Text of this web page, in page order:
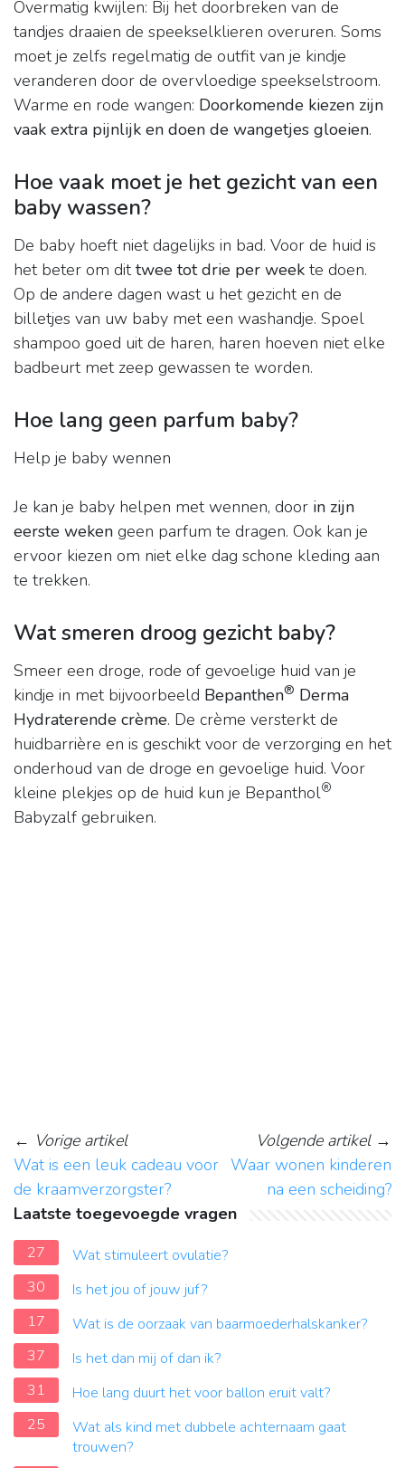
Overmatig kwijlen: Bij het doorbreken van de
tandjes draaien de speekselklieren overuren. Soms
moet je zelfs regelmatig de outfit van je kindje
veranderen door de overvloedige speekselstroom.
Warme en rode wangen: Doorkomende kiezen zijn
vaak extra pijnlijk en doen de wangetjes gloeien.
Hoe vaak moet je het gezicht van een
baby wassen?
De baby hoeft niet dagelijks in bad. Voor de huid is
het beter om dittwee tot drie per week te doen.
Op de andere dagen wast u het gezicht en de
billetjes van uw baby met een washandje. Spoel
shampoo goed uit de haren, haren hoeven niet elke
badbeurt met zeep gewassen te worden.
Hoe lang geen parfum baby?
Help je baby wennen
Je kan je baby helpen met wennen, door in zijn
eerste weken geen parfum te dragen. Ook kan je
ervoor kiezen om niet elke dag schone kleding aan
te trekken.
Wat smeren droog gezicht baby?
Smeer een droge, rode of gevoelige huid van je
kindje in met bijvoorbeeld Bepanthen® Derma
Hydraterende crème. De crème versterkt de
huidbarrière en is geschikt voor de verzorging en het
onderhoud van de droge en gevoelige huid. Voor
kleine plekjes op de huid kun je Bepanthol®
Babyzalf gebruiken.
← Vorige artikel
Wat is een leuk cadeau voor
de kraamverzorgster?
Volgende artikel→
Waar wonen kinderen
na een scheiding?
Laatste toegevoegde vragen
27
Wat stimuleert ovulatie?
30
Is het jou of jouw juf?
17
Wat is de oorzaak van baarmoederhalskanker?
37
Is het dan mij of dan ik?
31
Hoe lang duurt het voor ballon eruit valt?
25
Wat als kind met dubbele achternaam gaat
trouwen?